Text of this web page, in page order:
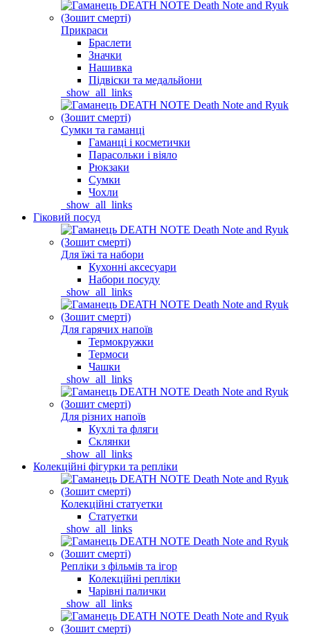
Прикраси
Браслети
Значки
Нашивка
Підвіски та медальйони
_show_all_links
Сумки та гаманці
Гаманці і косметички
Парасольки і віяло
Рюкзаки
Сумки
Чохли
_show_all_links
Гіковий посуд
Для їжі та набори
Кухонні аксесуари
Набори посуду
_show_all_links
Для гарячих напоїв
Термокружки
Термоси
Чашки
_show_all_links
Для різних напоїв
Кухлі та фляги
Склянки
_show_all_links
Колекційні фігурки та репліки
Колекційні статуетки
Статуетки
_show_all_links
Репліки з фільмів та ігор
Колекційні репліки
Чарівні палички
_show_all_links